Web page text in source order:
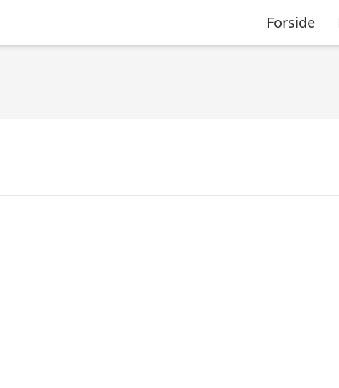
Forside